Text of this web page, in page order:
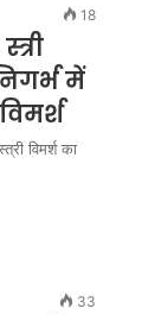
18
में
विमर्श का
33